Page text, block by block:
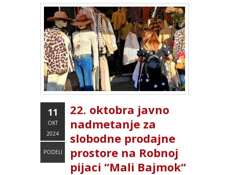
11
OKT
2024
PODELI
22. oktobra javno
nadmetanje za
slobodne prodajne
prostore na Robnoj
pijaci “Mali Bajmok“